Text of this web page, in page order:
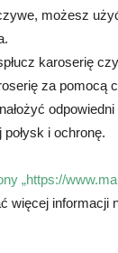
możesz
karoserię
za pomocą
i ochronę.
„https://
więcej informacji